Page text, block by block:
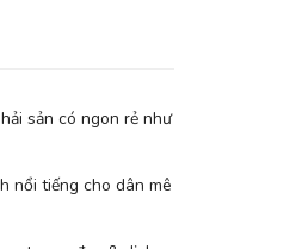
sản có ngon rẻ như
nổi tiếng cho dân mê